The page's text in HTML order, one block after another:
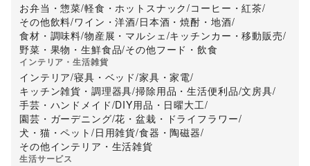
お弁当・惣菜/軽食・ホットスナック/コーヒー・紅茶/
その他飲料/ワイン・洋酒/日本酒・焼酎・地酒/
食材・調味料/物産展・マルシェ/キッチンカー・移動販売/
野菜・果物・生鮮食品/その他フード・飲食
インテリア・生活雑貨
インテリア/寝具・ベッド/家具・家電/
キッチン雑貨・調理器具/掃除用品・生活便利品/文房具/
手芸・ハンドメイド/DIY用品・日曜大工/
園芸・ガーデニング/花・盆栽・ドライフラワー/
犬・猫・ペット /日用雑貨/食器・陶磁器/
その他インテリア・生活雑貨
生活サービス